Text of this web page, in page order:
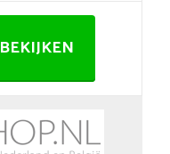
BEKIJKEN